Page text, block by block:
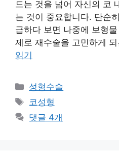
드는 것을 넘어 자신의 코
는 것이 중요합니다. 단순
급하다 보면 나중에 보형
제로 재수술을 고민하게
읽기
카
테
리
성형수술
태
그
코성형
댓글 4개